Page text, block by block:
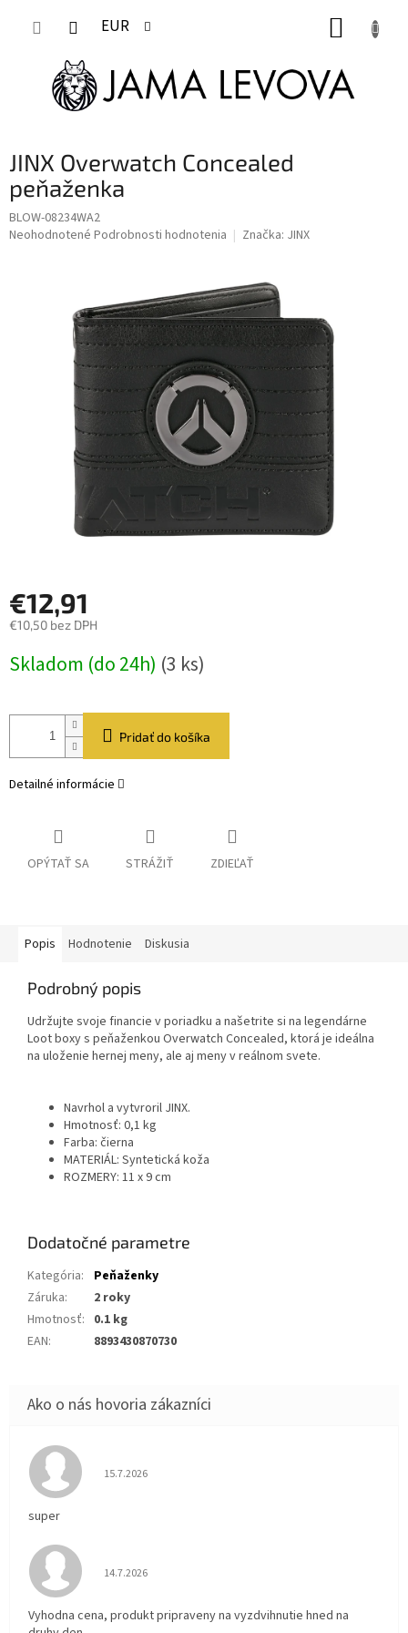
EUR
JINX Overwatch Concealed
peňaženka
BLOW-08234WA2
Priemerné
Neohodnotené Podrobnosti hodnotenia Značka: JINX
€12,91
€10,50 bez DPH
cena:
Skladom (do 24h) (3 ks)
Pridať do košíka
Detailné informácie
OPÝTAŤ SA STRÁŽIŤ ZDIEĽAŤ
Popis Hodnotenie Diskusia
Podrobný popis
Udržujte svoje financie v poriadku a našetrite si na legendárne
Loot boxy s peňaženkou Overwatch Concealed, ktorá je ideálna
na uloženie hernej meny, ale aj meny v reálnom svete.
Navrhol a vytvroril JINX.
Hmotnosť: 0,1 kg
Farba: čierna
MATERIÁL: Syntetická koža
ROZMERY: 11 x 9 cm
Dodatočné parametre
Kategória:
Peňaženky
Záruka:
2 roky
Hmotnosť: 0.1 kg
EAN: 8893430870730
Hodnotenie obchodu je 5 z 5 hviezdičiek.
15.7.2026
super
Hodnotenie obchodu je 5 z 5 hviezdičiek.
14.7.2026
Vyhodna cena, produkt pripraveny na vyzdvihnutie hned na